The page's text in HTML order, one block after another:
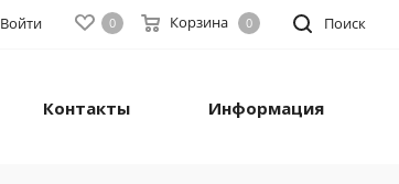
Поиск
0 Корзина 0
Войти
Контакты Информация